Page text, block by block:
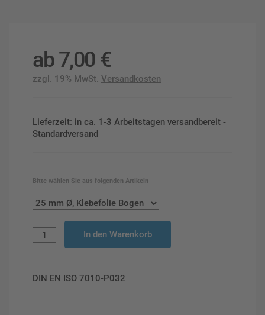
ab7,00 €
zzgl. 19% MwSt. Versandkosten
Lieferzeit: in ca. 1-3 Arbeitstagen versandbereit -
Standardversand
Bitte wählen Sie aus folgenden Artikeln
In den Warenkorb
DIN EN ISO 7010-P032